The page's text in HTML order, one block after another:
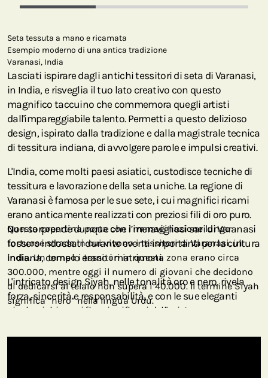
Seta tessuta a mano e ricamata
Esempio moderno di una antica tradizione
Varanasi, India
Lasciati ispirare dagli antichi tessitori di seta di Varanasi,
in India, e risveglia il tuo lato creativo con questo
magnifico taccuino che commemora quegli artisti
dall'impareggiabile talento. Permetti a questo delizioso
design, ispirato dalla tradizione e dalla magistrale tecnica
di tessitura indiana, di avvolgere parole e impulsi creativi.
L'India, come molti paesi asiatici, custodisce tecniche di
tessitura e lavorazione della seta uniche. La regione di
Varanasi è famosa per le sue sete, i cui magnifici ricami
erano anticamente realizzati con preziosi fili di oro puro.
Non sorprende dunque che i meravigliosi sari di Varanasi
fossero indossati durante eventi importanti per la cultura
indiana, come lo erano i matrimoni.
L'intricato design Siyah, nelle tonalità oro e nero, rivela
forza, sincerità e responsabilità, e con le sue eleganti
pieghe richiama i flussi e riflussi dell'esistenza.
Un tempo i tessitori di questa zona del nord dell'India
Questa copertina porta con l’immaginazione lungo
tortuose strade in cui vivono i tessitori di Varanasi, in
India. Un tempo i tessitori in questa zona erano circa
300.000, mentre oggi il numero di giovani che decidono
di dedicarsi al telaio non supera i 40.000. Il termine Siyah
significa “nero” nella lingua Urdu.